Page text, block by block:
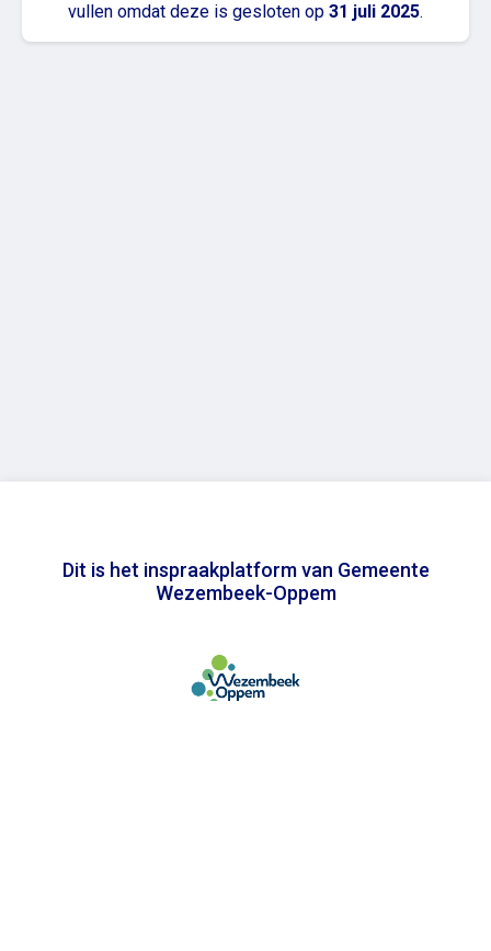
vullen omdat deze is gesloten op 31 juli 2025.
Dit is het inspraakplatform van Gemeente
Wezembeek-Oppem